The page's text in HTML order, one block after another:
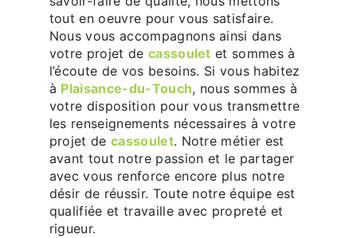
tout en oeuvre pour vous satisfaire.
Nous vous accompagnons ainsi dans
votre projet de cassoulet et sommes à
l’écoute de vos besoins. Si vous habitez
à Plaisance-du-Touch, nous sommes à
votre disposition pour vous transmettre
les renseignements nécessaires à votre
projet de cassoulet. Notre métier est
avant tout notre passion et le partager
avec vous renforce encore plus notre
désir de réussir. Toute notre équipe est
qualifiée et travaille avec propreté et
rigueur.